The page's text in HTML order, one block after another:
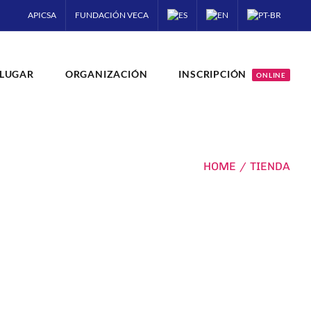
APICSA FUNDACIÓN VECA
LUGAR ORGANIZACIÓN INSCRIPCIÓN ONLINE
HOME / TIENDA